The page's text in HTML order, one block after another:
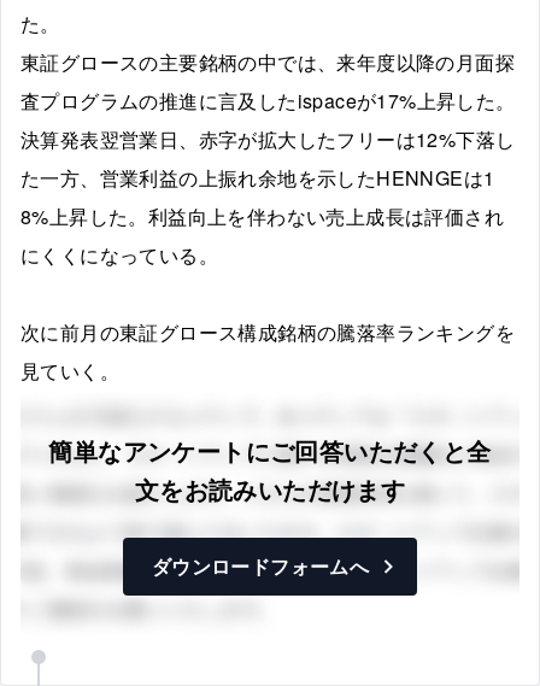
た。
東証グロースの主要銘柄の中では、来年度以降の月面探
査プログラムの推進に言及したispaceが17%上昇した。
決算発表翌営業日、赤字が拡大したフリーは12%下落し
た一方、営業利益の上振れ余地を示したHENNGEは1
8%上昇した。利益向上を伴わない売上成長は評価され
にくくになっている。
次に前月の東証グロース構成銘柄の騰落率ランキングを
見ていく。
簡単なアンケートにご回答いただくと全
文をお読みいただけます
ダウンロードフォームへ